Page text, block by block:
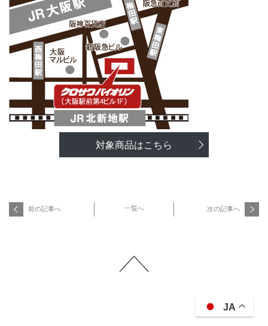
対象商品はこちら
前の記事へ 一覧へ 次の記事へ
JA